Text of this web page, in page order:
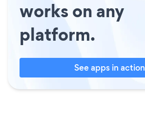
works on any
platform.
See apps in action